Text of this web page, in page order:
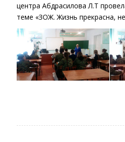
центра Абдрасилова Л.Т
теме «ЗОЖ. Жизнь прекрасна,